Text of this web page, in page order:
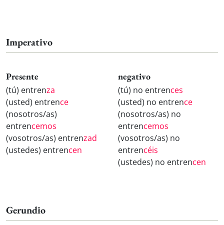
Imperativo
Presente
(tú) entrenza
(usted) entrence
(nosotros/as)
entrencemos
(vosotros/as) entrenzad
(ustedes) entrencen
negativo
(tú) no entrences
(usted) no entrence
(nosotros/as) no
entrencemos
(vosotros/as) no
entrencéis
(ustedes) no entrencen
Gerundio